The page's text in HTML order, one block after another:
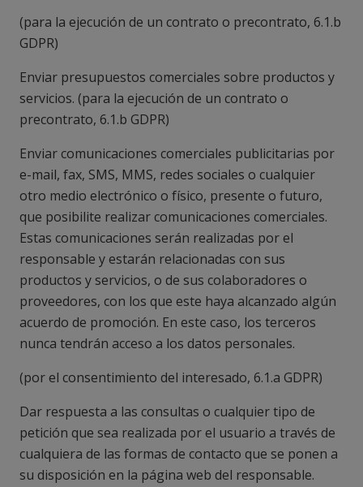
(para la ejecución de un contrato o precontrato, 6.1.b
GDPR)
Enviar presupuestos comerciales sobre productos y
servicios. (para la ejecución de un contrato o
precontrato, 6.1.b GDPR)
Enviar comunicaciones comerciales publicitarias por
e-mail, fax, SMS, MMS, redes sociales o cualquier
otro medio electrónico o físico, presente o futuro,
que posibilite realizar comunicaciones comerciales.
Estas comunicaciones serán realizadas por el
responsable y estarán relacionadas con sus
productos y servicios, o de sus colaboradores o
proveedores, con los que este haya alcanzado algún
acuerdo de promoción. En este caso, los terceros
nunca tendrán acceso a los datos personales.
(por el consentimiento del interesado, 6.1.a GDPR)
Dar respuesta a las consultas o cualquier tipo de
petición que sea realizada por el usuario a través de
cualquiera de las formas de contacto que se ponen a
su disposición en la página web del responsable.